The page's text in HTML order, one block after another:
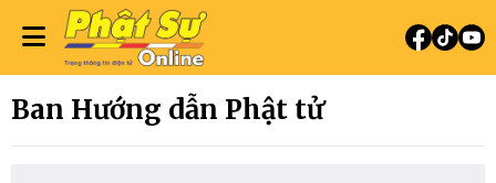
Ban Hướng dẫn Phật tử